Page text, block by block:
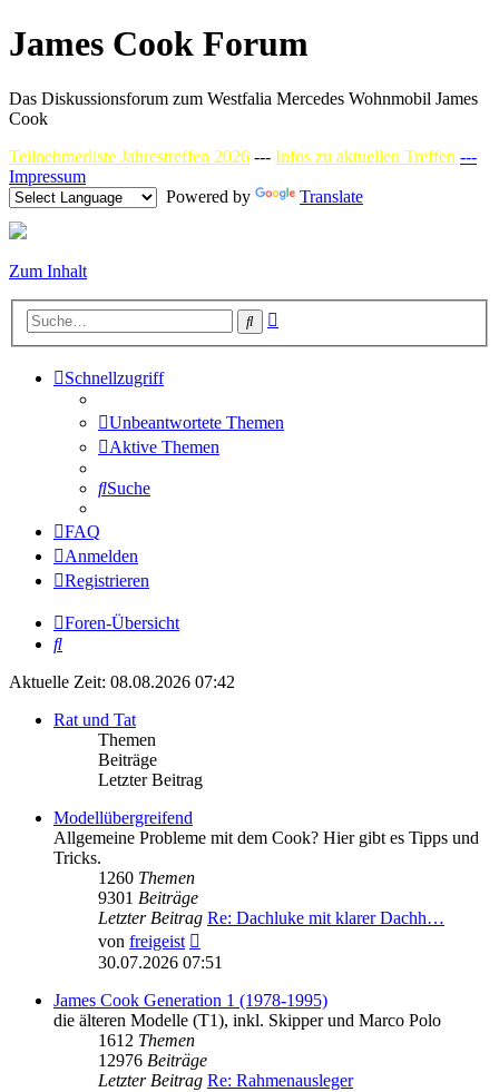
James Cook Forum
Das Diskussionsforum zum Westfalia Mercedes Wohnmobil James
Cook
Teilnehmerliste Jahrestreffen 2026 --- Infos zu aktuellen Treffen ---
Impressum
Powered by
Translate
Zum Inhalt
Suche
Schnellzugriff
Unbeantwortete Themen
Aktive Themen
Suche
FAQ
Anmelden
Registrieren
Foren-Übersicht
Suche
Aktuelle Zeit: 08.08.2026 07:42
Rat und Tat
Themen
Beiträge
Letzter Beitrag
Modellübergreifend
Allgemeine Probleme mit dem Cook? Hier gibt es Tipps und
Tricks.
1260 Themen
9301 Beiträge
Letzter Beitrag Re: Dachluke mit klarer Dachh…
von freigeist
Beitrag
30.07.2026 07:51
James Cook Generation 1 (1978-1995)
die älteren Modelle (T1), inkl. Skipper und Marco Polo
1612 Themen
12976 Beiträge
Letzter Beitrag Re: Rahmenausleger